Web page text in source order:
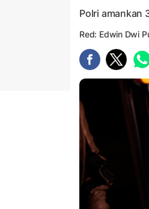
Polri amankan
Red: Edwin Dwi